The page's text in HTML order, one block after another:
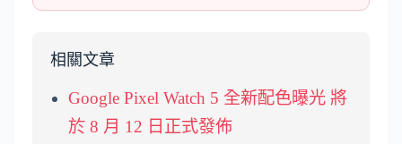
相關文章
Google Pixel Watch 5 全新配色曝光 將
於 8 月 12 日正式發佈